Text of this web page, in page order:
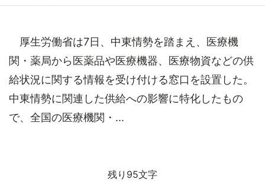
厚生労働省は7日、中東情勢を踏まえ、医療機
関・薬局から医薬品や医療機器、医療物資などの供
給状況に関する情報を受け付ける窓口を設置した。
中東情勢に関連した供給への影響に特化したもの
で、全国の医療機関・...
残り95文字